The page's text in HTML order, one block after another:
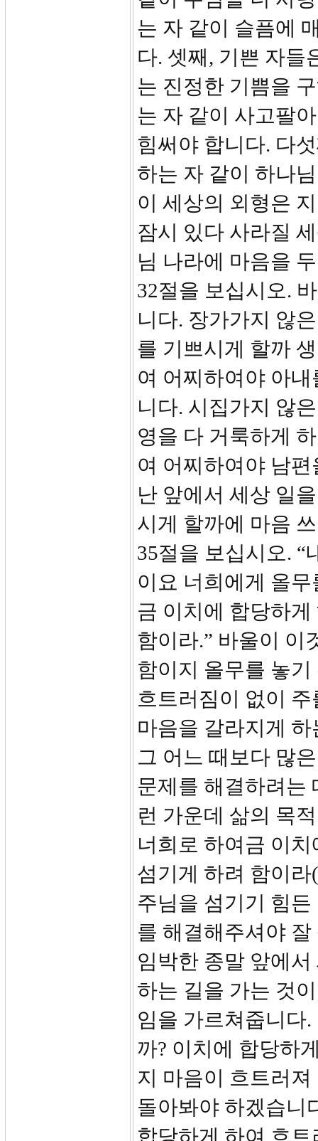
는 자 같이 슬픔에
다. 셋째, 기쁜 자들
는 진정한 기쁨을
는 자 같이 사고팔
힘써야 합니다. 다
하는 자 같이 하나
이 세상의 외형은
잠시 있다 사라질
님 나라에 마음을
32절을 보십시오.
니다. 장가가지 않
를 기쁘시게 할까
여 어찌하여야 아
니다. 시집가지 않
영을 다 거룩하게
여 어찌하여야 남
난 앞에서 세상 일
시게 할까에 마음
35절을 보십시오. “
이요 너희에게 올
금 이치에 합당하
함이라.” 바울이 이
함이지 올무를 놓
흐트러짐이 없이
마음을 갈라지게
그 어느 때보다 많
문제를 해결하려는
런 가운데 삶의 목
너희로 하여금 이
섬기게 하려 함이
주님을 섬기기 힘
를 해결해주셔야
임박한 종말 앞에
하는 길을 가는 것
임을 가르쳐줍니다
까? 이치에 합당하
지 마음이 흐트러
돌아봐야 하겠습니
합당하게 하여 흐